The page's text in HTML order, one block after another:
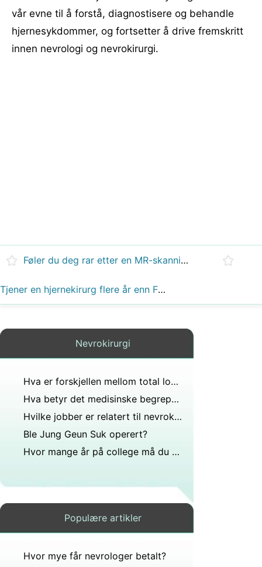
vår evne til å forstå, diagnostisere og behandle
hjernesykdommer, og fortsetter å drive fremskritt
innen nevrologi og nevrokirurgi.
Føler du deg rar etter en MR-skanning?
Tjener en hjernekirurg flere år enn FBI-agenter?
Nevrokirurgi
Hva er forskjellen mellom total lobektomi og hemityreoidektomi?
Hva betyr det medisinske begrepet undersøkelse og behandling gjennom et artroskop?
Hvilke jobber er relatert til nevrokirurg?
Ble Jung Geun Suk operert?
Hvor mange år på college må du gjennom for å bli nevrokirurg?
Populære artikler
Hvor mye får nevrologer betalt?